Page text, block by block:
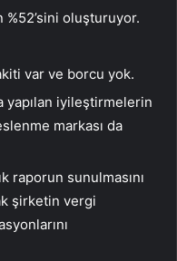
oluşturuyor.
var ve borcu yok.
yapılan iyileştirmelerin
markası da
raporun sunulmasını
şirketin vergi